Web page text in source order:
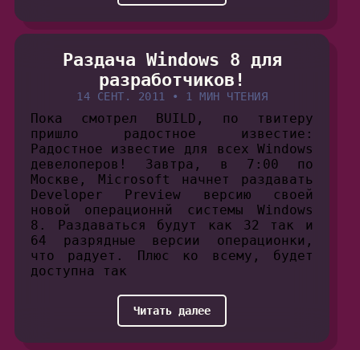
Раздача Windows 8 для
разработчиков!
14 СЕНТ. 2011 • 1 МИН ЧТЕНИЯ
Пока смотрел BUILD, по твитеру
пришло радостное известие:
Радостное известие для всех Windows
девелоперов! Завтра, в 7:00 по
Москве, Microsoft начнет раздавать
Developer Preview версию своей
новой операционнй системы Windows
8. Раздаваться будут как 32 так и
64 разрядные версии операционки,
что радует. Плюс ко всему, будет
доступна так
Читать далее